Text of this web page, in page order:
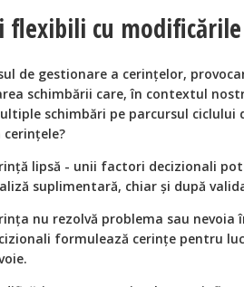
flexibili cu modificările
de gestionare a cerințelor,
schimbării care, în contextul
schimbări pe parcursul ciclului
cerințele?
lipsă - unii factori decizionali
suplimentară, chiar și după
nu rezolvă problema sau
formulează cerințe pentru